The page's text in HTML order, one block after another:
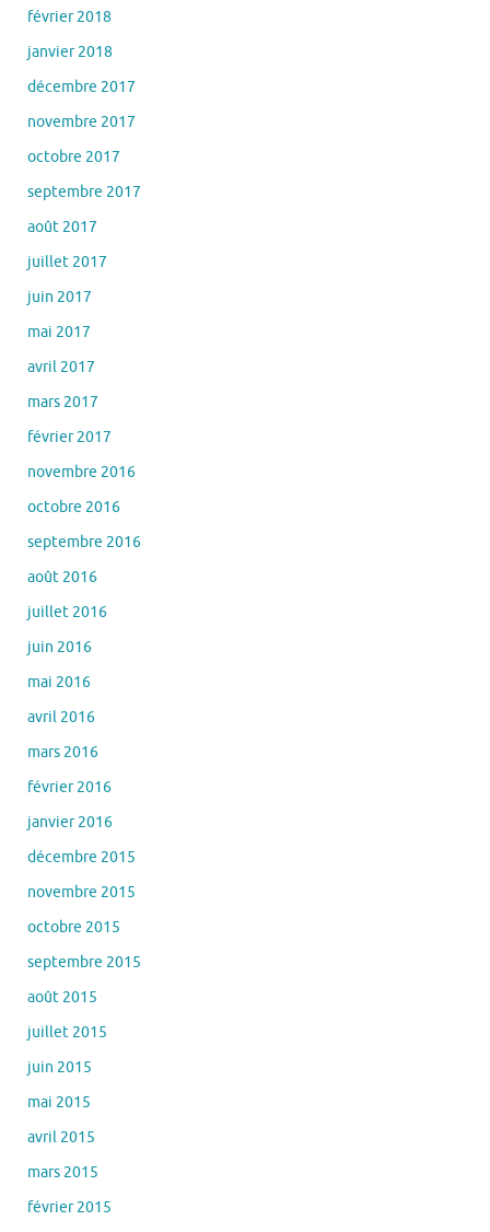
février 2018
janvier 2018
décembre 2017
novembre 2017
octobre 2017
septembre 2017
août 2017
juillet 2017
juin 2017
mai 2017
avril 2017
mars 2017
février 2017
novembre 2016
octobre 2016
septembre 2016
août 2016
juillet 2016
juin 2016
mai 2016
avril 2016
mars 2016
février 2016
janvier 2016
décembre 2015
novembre 2015
octobre 2015
septembre 2015
août 2015
juillet 2015
juin 2015
mai 2015
avril 2015
mars 2015
février 2015